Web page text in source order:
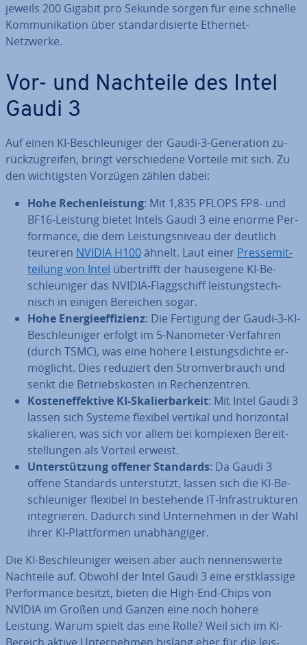
jeweils 200 Gigabit pro Sekunde sorgen für eine schnelle
Kom­mu­ni­ka­ti­on über stan­dar­di­sier­te Ethernet-
Netzwerke.
Vor- und Nachteile des Intel
Gaudi 3
Auf einen KI-Be­schleu­ni­ger der Gaudi-3-Ge­ne­ra­ti­on zu­
rück­zu­grei­fen, bringt ver­schie­de­ne Vorteile mit sich. Zu
den wich­tigs­ten Vorzügen zählen dabei:
Hohe Re­chen­leis­tung: Mit 1,835 PFLOPS FP8- und
BF16-Leistung bietet Intels Gaudi 3 eine enorme Per­
for­mance, die dem Leis­tungs­ni­veau der deutlich
teureren NVIDIA H100ähnelt. Laut einer Pres­se­mit­
tei­lung von Intel über­trifft der haus­ei­ge­ne KI-Be­
schleu­ni­ger das NVIDIA-Flagg­schiff leis­tungs­tech­
nisch in einigen Bereichen sogar.
Hohe En­er­gie­ef­fi­zi­enz: Die Fertigung der Gaudi-3-KI-
Be­schleu­ni­ger erfolgt im 5-Nanometer-Verfahren
(durch TSMC), was eine höhere Leis­tungs­dich­te er­
mög­licht. Dies reduziert den Strom­ver­brauch und
senkt die Be­triebs­kos­ten in Re­chen­zen­tren.
Kos­ten­ef­fek­ti­ve KI-Ska­lier­bar­keit: Mit Intel Gaudi 3
lassen sich Systeme flexibel vertikal und ho­ri­zon­tal
skalieren, was sich vor allem bei komplexen Be­reit­
stel­lun­gen als Vorteil erweist.
Un­ter­stüt­zung offener Standards: Da Gaudi 3
offene Standards un­ter­stützt, lassen sich die KI-Be­
schleu­ni­ger flexibel in be­stehen­de IT-In­fra­struk­tu­ren
in­te­grie­ren. Dadurch sind Un­ter­neh­men in der Wahl
ihrer KI-Platt­for­men un­ab­hän­gi­ger.
Die KI-Be­schleu­ni­ger weisen aber auch nen­nens­wer­te
Nachteile auf. Obwohl der Intel Gaudi 3 eine erst­klas­si­ge
Per­for­mance besitzt, bieten die High-End-Chips von
NVIDIA im Großen und Ganzen eine noch höhere
Leistung. Warum spielt das eine Rolle? Weil sich im KI-